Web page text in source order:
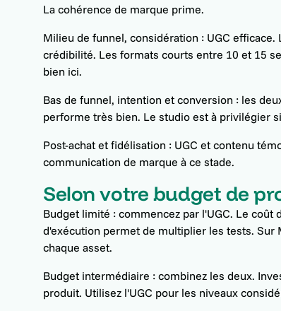
La cohérence de marque prime.
Milieu de funnel, considération : UGC
crédibilité. Les formats courts entre 10 et 15
bien ici.
Bas de funnel, intention et conversion : les
performe très bien. Le studio est à privilégier
Post-achat et fidélisation : UGC et contenu
communication de marque à ce stade.
Selon votre budget de
Budget limité : commencez par l'UGC. Le
d'exécution permet de multiplier les tests. Sur
chaque asset.
Budget intermédiaire : combinez les deux.
produit. Utilisez l'UGC pour les niveaux